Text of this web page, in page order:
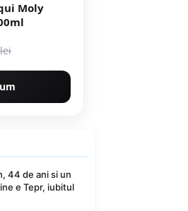
Moly
44 de ani si un
e Tepr, iubitul